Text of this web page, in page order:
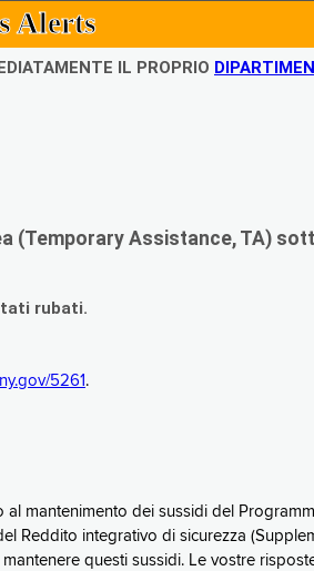
Alerts
IL PROPRIO
(Temporary Assistance, TA)
rubati.
5261.
mantenimento dei sussidi del
Reddito integrativo di sicurezza
questi sussidi. Le vostre